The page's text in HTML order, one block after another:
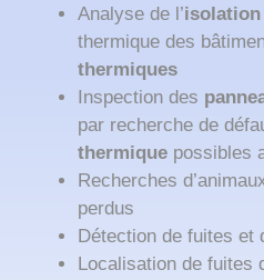
Analyse de l’isolation
thermique des
thermiques
Inspection des
par recherche de
thermiquepossibles
Recherches
perdus
Détection de fuites et
Localisation de fuites